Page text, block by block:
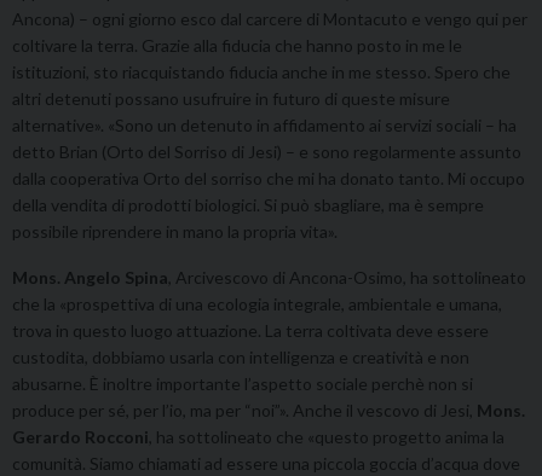
Ancona) – ogni giorno esco dal carcere di Montacuto e vengo qui per
coltivare la terra. Grazie alla fiducia che hanno posto in me le
istituzioni, sto riacquistando fiducia anche in me stesso. Spero che
altri detenuti possano usufruire in futuro di queste misure
alternative». «Sono un detenuto in affidamento ai servizi sociali – ha
detto Brian (Orto del Sorriso di Jesi) – e sono regolarmente assunto
dalla cooperativa Orto del sorriso che mi ha donato tanto. Mi occupo
della vendita di prodotti biologici. Si può sbagliare, ma è sempre
possibile riprendere in mano la propria vita».
Mons. Angelo Spina , Arcivescovo di Ancona-Osimo, ha sottolineato
che la «prospettiva di una ecologia integrale, ambientale e umana,
trova in questo luogo attuazione. La terra coltivata deve essere
custodita, dobbiamo usarla con intelligenza e creatività e non
abusarne. È inoltre importante l’aspetto sociale perchè non si
produce per sé, per l’io, ma per “noi”». Anche il vescovo di Jesi, Mons.
Gerardo Rocconi , ha sottolineato che «questo progetto anima la
comunità. Siamo chiamati ad essere una piccola goccia d’acqua dove